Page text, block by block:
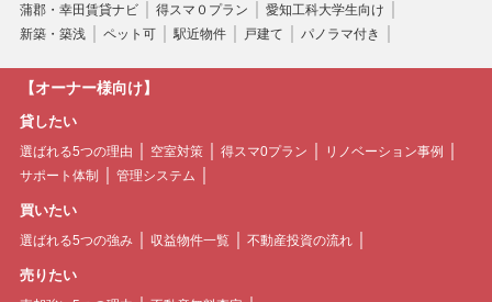
蒲郡・幸田賃貸ナビ 得スマ０プラン
愛知工科大学生向け
新築・築浅
ペット可 駅近物件 戸建て パノラマ付き
【オーナー様向け】
貸したい
選ばれる5つの理由 空室対策 得スマ0プラン
リノベーション事例
サポート体制
管理システム
買いたい
選ばれる5つの強み 収益物件一覧 不動産投資の流れ
売りたい